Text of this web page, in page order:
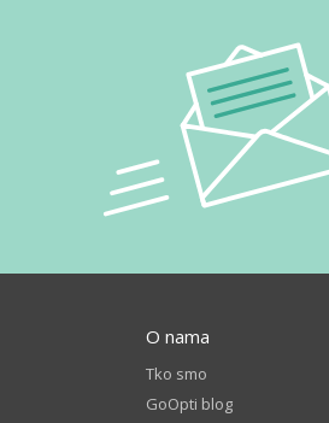
O nama
Tko smo
GoOpti blog